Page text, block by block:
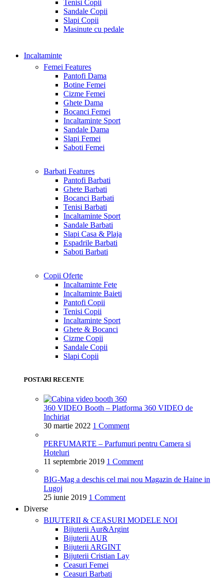
Tenisi Copii
Sandale Copii
Slapi Copii
Masinute cu pedale
Incaltaminte
Femei Features
Pantofi Dama
Botine Femei
Cizme Femei
Ghete Dama
Bocanci Femei
Incaltaminte Sport
Sandale Dama
Slapi Femei
Saboti Femei
Barbati Features
Pantofi Barbati
Ghete Barbati
Bocanci Barbati
Tenisi Barbati
Incaltaminte Sport
Sandale Barbati
Slapi Casa & Plaja
Espadrile Barbati
Saboti Barbati
Copii Oferte
Incaltaminte Fete
Incaltaminte Baieti
Pantofi Copii
Tenisi Copii
Incaltaminte Sport
Ghete & Bocanci
Cizme Copii
Sandale Copii
Slapi Copii
POSTARI RECENTE
360 VIDEO Booth – Platforma 360 VIDEO de
Inchiriat
30 martie 2022 1 Comment
PERFUMARTE – Parfumuri pentru Camera si
Hoteluri
11 septembrie 2019 1 Comment
BIG-Mag a deschis cel mai nou Magazin de Haine in
Lugoj
25 iunie 2019 1 Comment
Diverse
BIJUTERII & CEASURI MODELE NOI
Bijuterii Aur&Argint
Bijuterii AUR
Bijuterii ARGINT
Bijuterii Cristian Lay
Ceasuri Femei
Ceasuri Barbati